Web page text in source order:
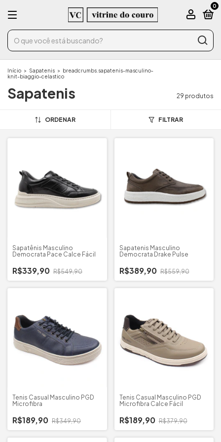
0
Início > Sapatenis > breadcrumbs.sapatenis-masculino-
knit-biaggio-celastico
Sapatenis 29 produtos
ORDENAR FILTRAR
Sapatênis Masculino
Democrata Pace Calce Fácil
R$339,90 R$549,90
Sapatenis Masculino
Democrata Drake Pulse
R$389,90 R$559,90
Tenis Casual Masculino PGD
Microfibra
R$189,90 R$349,90
Tenis Casual Masculino PGD
Microfibra Calce Fácil
R$189,90 R$379,90